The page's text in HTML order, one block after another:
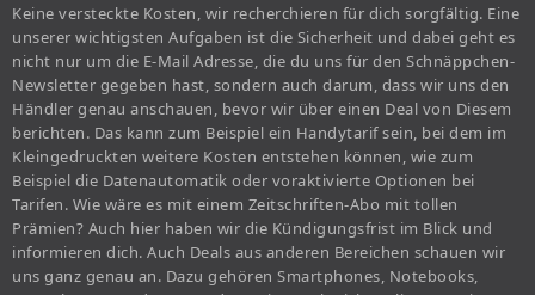
Keine versteckte Kosten, wir recherchieren für dich sorgfältig. Eine
unserer wichtigsten Aufgaben ist die Sicherheit und dabei geht es
nicht nur um die E-Mail Adresse, die du uns für den Schnäppchen-
Newsletter gegeben hast, sondern auch darum, dass wir uns den
Händler genau anschauen, bevor wir über einen Deal von Diesem
berichten. Das kann zum Beispiel ein Handytarif sein, bei dem im
Kleingedruckten weitere Kosten entstehen können, wie zum
Beispiel die Datenautomatik oder voraktivierte Optionen bei
Tarifen. Wie wäre es mit einem Zeitschriften-Abo mit tollen
Prämien? Auch hier haben wir die Kündigungsfrist im Blick und
informieren dich. Auch Deals aus anderen Bereichen schauen wir
uns ganz genau an. Dazu gehören Smartphones, Notebooks,